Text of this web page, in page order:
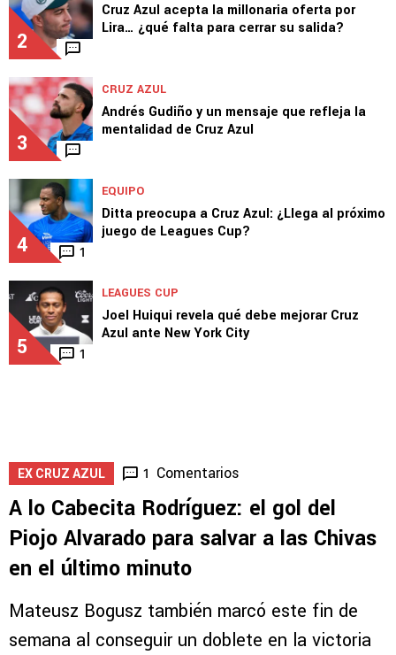
2
Cruz Azul acepta la millonaria oferta por
Lira… ¿qué falta para cerrar su salida?
3
CRUZ AZUL
Andrés Gudiño y un mensaje que refleja la
mentalidad de Cruz Azul
4 1
EQUIPO
Ditta preocupa a Cruz Azul: ¿Llega al próximo
juego de Leagues Cup?
5 1
LEAGUES CUP
Joel Huiqui revela qué debe mejorar Cruz
Azul ante New York City
EX CRUZ AZUL 1 Comentarios
A lo Cabecita Rodríguez: el gol del
Piojo Alvarado para salvar a las Chivas
en el último minuto
Mateusz Bogusz también marcó este fin de
semana al conseguir un doblete en la victoria